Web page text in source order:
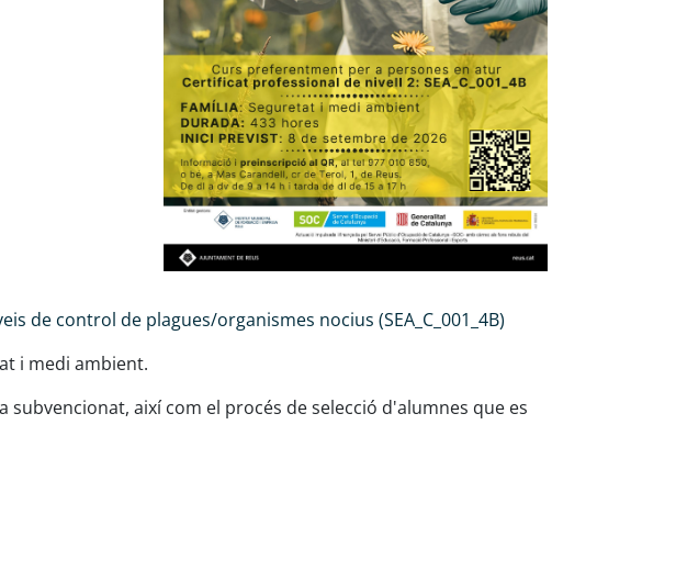
de control de plagues/organismes nocius (SEA_C_001_4B)
i medi ambient.
així com el procés de selecció d'alumnes que es